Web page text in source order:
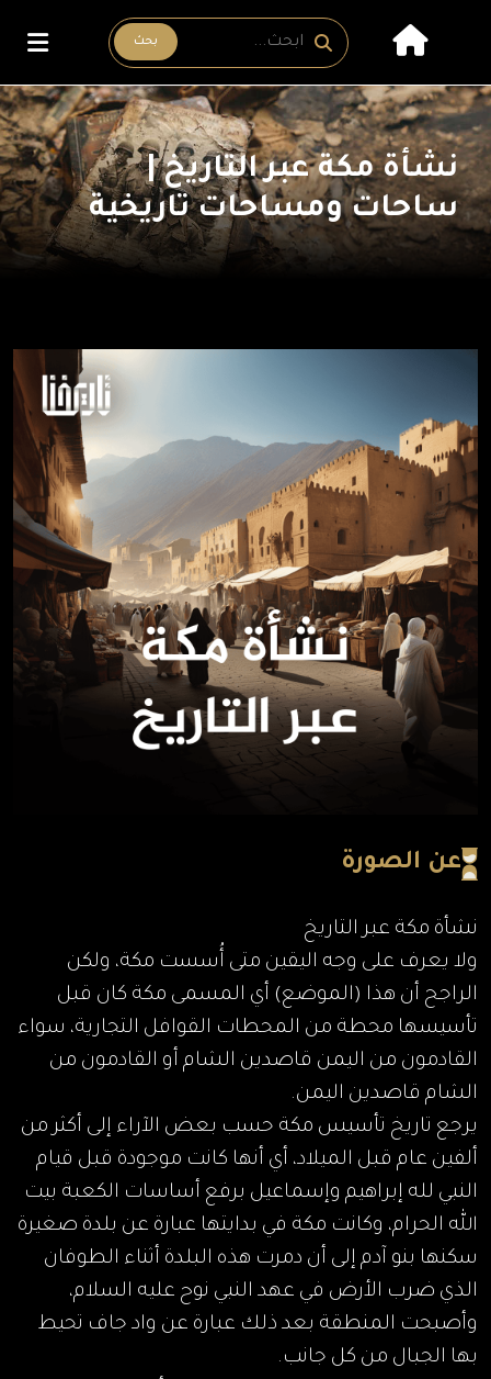
بحث
نشأة مكة عبر التاريخ |
ساحات ومساحات تاريخية
عن الصورة
نشأة مكة عبر التاريخ
ولا يعرف على وجه اليقين متى أُسست مكة، ولكن
الراجح أن هذا (الموضع) أي المسمى مكة كان قبل
تأسيسها محطة من المحطات القوافل التجارية، سواء
القادمون من اليمن قاصدين الشام أو القادمون من
الشام قاصدين اليمن.
يرجع تاريخ تأسيس مكة حسب بعض الآراء إلى أكثر من
ألفين عام قبل الميلاد، أي أنها كانت موجودة قبل قيام
النبي لله إبراهيم وإسماعيل برفع أساسات الكعبة بيت
الله الحرام، وكانت مكة في بدايتها عبارة عن بلدة صغيرة
سكنها بنو آدم إلى أن دمرت هذه البلدة أثناء الطوفان
الذي ضرب الأرض في عهد النبي نوح عليه السلام،
وأصبحت المنطقة بعد ذلك عبارة عن واد جاف تحيط
بها الجبال من كل جانب.